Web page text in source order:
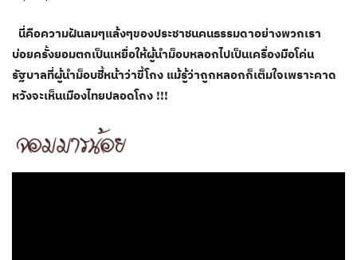
นี่คือความฝันลมๆแล้งๆของประชาชนคนธรรมดาอย่างพวกเรา
บ่อยครั้งยอมตกเป็นเหยื่อให้ผู้นำม็อบหลอกไปเป็นเครื่องมือโค่น
รัฐบาลที่ผู้นำม็อบชี้หน้าว่าขี้โกง แม้รู้ว่าถูกหลอกก็เต็มใจเพราะคาด
หวังจะเห็นเมืองไทยปลอดโกง !!!